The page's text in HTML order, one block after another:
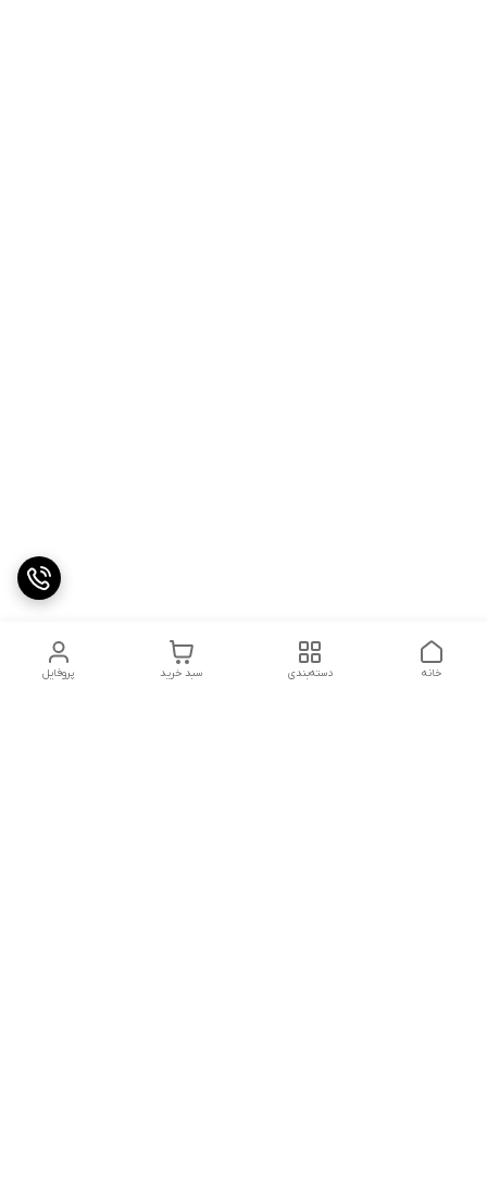
پروفایل سبد خرید دسته‌بندی خانه